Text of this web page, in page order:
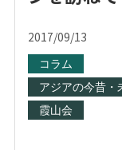
2017/09/13
コラム
アジアの今昔
霞山会